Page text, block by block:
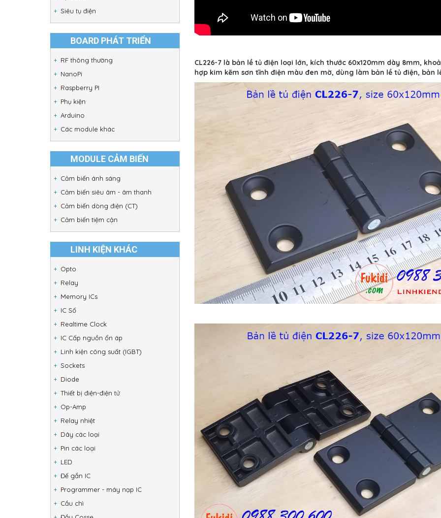
Siêu tụ điện
BOARD PHÁT TRIỂN
RF thông thường
NanoPi
Raspberry PI
Phụ kiện
Arduino
Các module khác
MODULE CẢM BIẾN
Cảm biến ánh sáng
Cảm biến siêu âm - âm thanh
Cảm biến dòng điện (CT)
Cảm biến tiệm cận
LINH KIỆN KHÁC
Opto
Relay
Memory ICs
IC Số
Realtime Clock
IC Cấp nguồn ổn áp
Linh kiện công suất (IGBT)
Sockets
Diode
Thiết bị điện-điện tử
Op-Amp
Relay nhiệt
Dây các loại
Pin các loại
LED
Đế gắn IC
Programmer - máy nạp IC
Cầu chì
CL226-7 là bản lề tủ điện loại lớn, kích thước 60x120mm dày 8mm,
hợp kim kẽm sơn tĩnh điện màu đen mờ, dùng làm bản lề tủ điện, bản